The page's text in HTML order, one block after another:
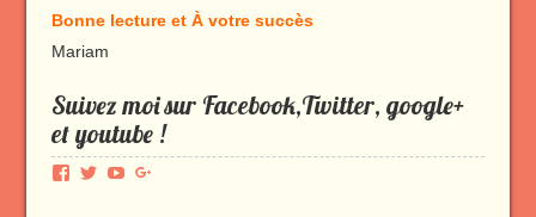
Bonne lecture et À votre succès
Mariam
Suivez moi sur Facebook,Twitter, google+
et youtube !
VoirVoirVoir